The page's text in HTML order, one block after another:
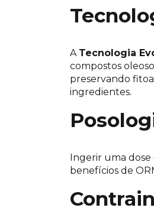
A Tecnologia
compostos
preservando
ingredientes.
Ingerir uma
benefícios de